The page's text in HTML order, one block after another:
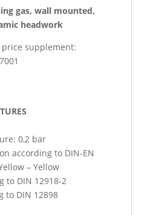
gas, wall mounted,
headwork
supplement:
0,2 bar
according to DIN-EN
– Yellow
to DIN 12918-2
to DIN 12898